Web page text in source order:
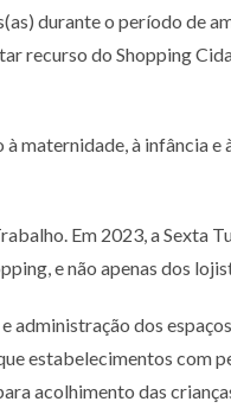
durante o período de
recurso do Shopping
maternidade, à infância e
Em 2023, a Sexta
e não apenas dos
administração dos
estabelecimentos com
acolhimento das